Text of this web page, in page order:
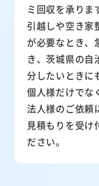
ミ回収を承りま
引越しや空き家
が必要なとき、
き、茨城県の自
分したいときに
個人様だけでな
法人様のご依頼
見積もりを受け
ださい。